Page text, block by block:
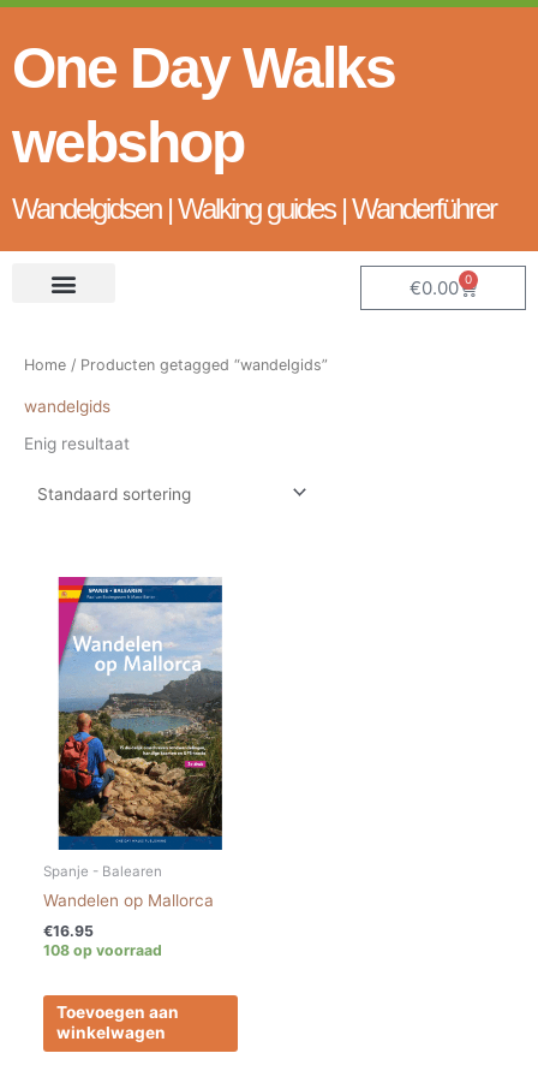
Ga
de
inhoud
One Day Walks
webshop
Wandelgidsen | Walking guides | Wanderführer
€0.00 0
Home / Producten getagged “wandelgids”
wandelgids
Enig resultaat
Spanje - Balearen
Wandelen op Mallorca
€16.95
108 op voorraad
Toevoegen aan
winkelwagen